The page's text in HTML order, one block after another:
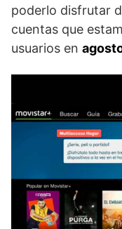
poderlo disfrutar
cuentas que
usuarios en